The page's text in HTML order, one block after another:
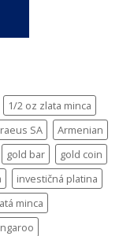
1/2 oz zlata minca
SA
Armenian
gold bar
gold coin
investičná platina
minca